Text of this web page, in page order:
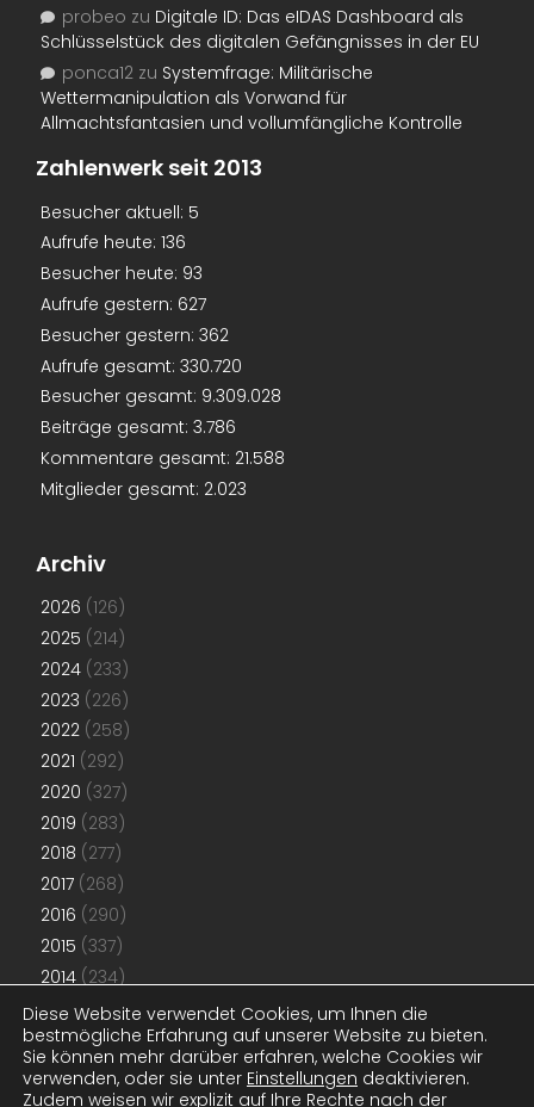
probeo zu Digitale ID: Das eIDAS Dashboard als
Schlüsselstück des digitalen Gefängnisses in der EU
ponca12 zu Systemfrage: Militärische
Wettermanipulation als Vorwand für
Allmachtsfantasien und vollumfängliche Kontrolle
Zahlenwerk seit 2013
Besucher aktuell: 5
Aufrufe heute: 136
Besucher heute: 93
Aufrufe gestern: 627
Besucher gestern: 362
Aufrufe gesamt: 330.720
Besucher gesamt: 9.309.028
Beiträge gesamt: 3.786
Kommentare gesamt: 21.588
Mitglieder gesamt: 2.023
Archiv
2026 (126)
2025 (214)
2024 (233)
2023 (226)
2022 (258)
2021 (292)
2020 (327)
2019 (283)
2018 (277)
2017 (268)
2016 (290)
2015 (337)
2014 (234)
2013(192)
2012(181)
2011(48)
Diese Website verwendet Cookies, um Ihnen die
bestmögliche Erfahrung auf unserer Website zu bieten.
Sie können mehr darüber erfahren, welche Cookies wir
verwenden, oder sie unter Einstellungen deaktivieren.
Zudem weisen wir explizit auf Ihre Rechte nach der